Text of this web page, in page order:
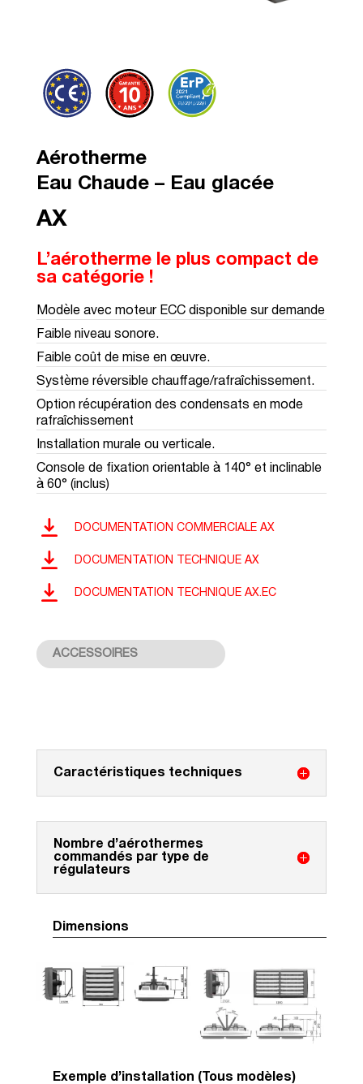
Aérotherme
Eau Chaude – Eau glacée
AX
L’aérotherme le plus compact de
sa catégorie !
Modèle avec moteur ECC disponible sur demande
Faible niveau sonore.
Faible coût de mise en œuvre.
Système réversible chauffage/rafraîchissement.
Option récupération des condensats en mode
rafraîchissement
Installation murale ou verticale.
Console de fixation orientable à 140° et inclinable
à 60° (inclus)
DOCUMENTATION COMMERCIALE AX
DOCUMENTATION TECHNIQUE AX
DOCUMENTATION TECHNIQUE AX.EC
ACCESSOIRES
Caractéristiques techniques
Nombre d’aérothermes
commandés par type de
régulateurs
Dimensions
Exemple d’installation (Tous modèles)